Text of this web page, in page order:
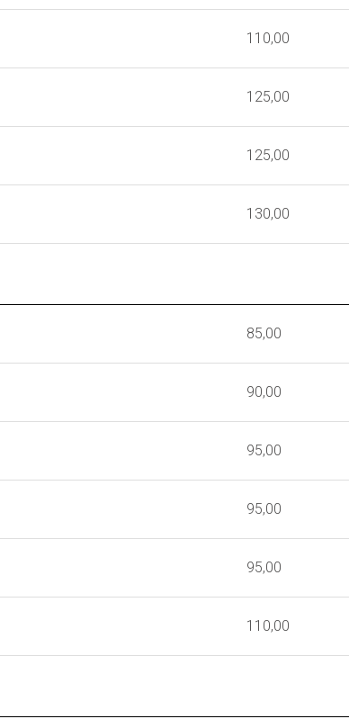
110,00
125,00
125,00
130,00
85,00
90,00
95,00
95,00
95,00
110,00